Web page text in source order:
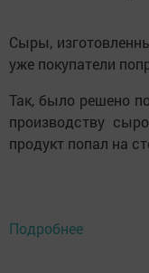
Сыры,
уже покупатели
Так, было решено
производству
продукт попал на
Подробнее